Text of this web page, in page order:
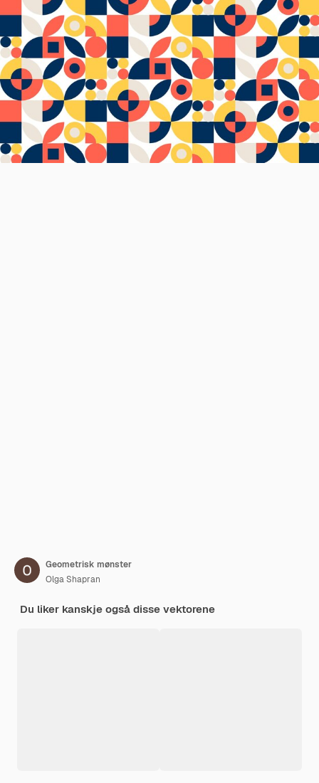
Geometrisk mønster
Olga Shapran
Du liker kanskje også disse vektorene